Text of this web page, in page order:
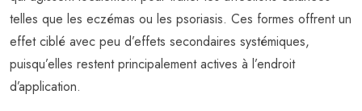
telles que les eczémas ou les psoriasis. Ces formes offrent un
effet ciblé avec peu d’effets secondaires systémiques,
puisqu’elles restent principalement actives à l’endroit
d’application.